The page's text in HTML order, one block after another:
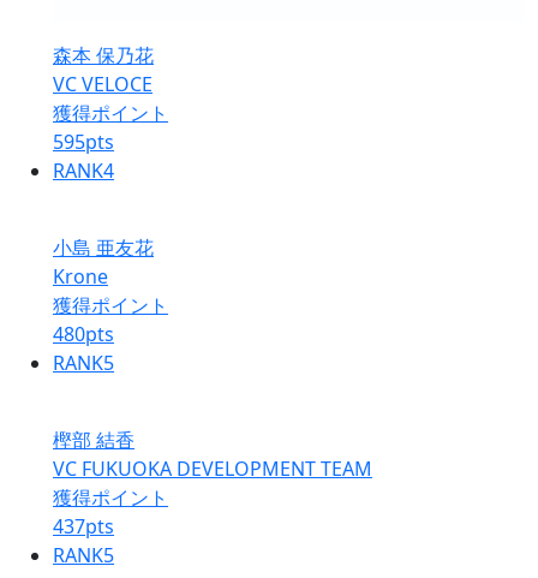
森本 保乃花
VC VELOCE
獲得ポイント
595pts
RANK4
小島 亜友花
Krone
獲得ポイント
480pts
RANK5
樫部 結香
VC FUKUOKA DEVELOPMENT TEAM
獲得ポイント
437pts
RANK5